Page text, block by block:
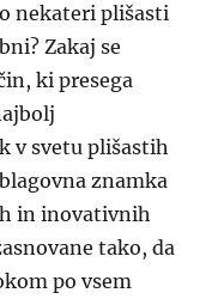
nekateri plišasti
Zakaj se
ki presega
v svetu plišastih
znamka
in inovativnih
tako, da
po vsem